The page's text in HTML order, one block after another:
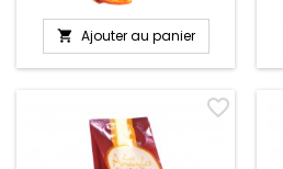
 Ajouter au panier
favorite_border